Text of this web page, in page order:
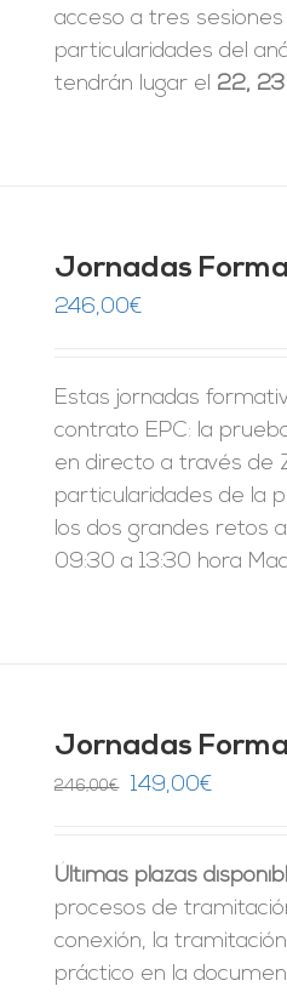
acceso a tres
particularidades del
tendrán lugar el 22,
Jornadas
246,00€
Estas jornadas
contrato EPC: la
en directo a través de
particularidades de la
los dos grandes retos
09:30 a 13:30 hora
Jornadas
246,00€
El
era:
246,00€.
149,00€
es:
Últimas plazas
procesos de
conexión, la
práctico en la